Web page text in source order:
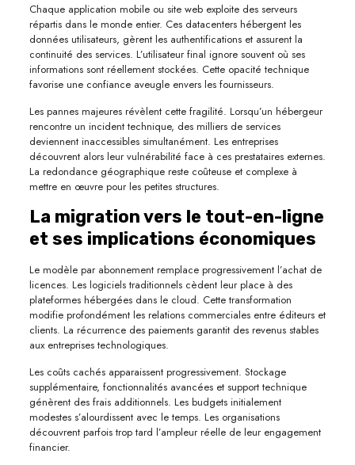
Chaque application mobile ou site web exploite des serveurs
répartis dans le monde entier. Ces datacenters hébergent les
données utilisateurs, gèrent les authentifications et assurent la
continuité des services. L’utilisateur final ignore souvent où ses
informations sont réellement stockées. Cette opacité technique
favorise une confiance aveugle envers les fournisseurs.
Les pannes majeures révèlent cette fragilité. Lorsqu’un hébergeur
rencontre un incident technique, des milliers de services
deviennent inaccessibles simultanément. Les entreprises
découvrent alors leur vulnérabilité face à ces prestataires externes.
La redondance géographique reste coûteuse et complexe à
mettre en œuvre pour les petites structures.
La migration vers le tout-en-ligne
et ses implications économiques
Le modèle par abonnement remplace progressivement l’achat de
licences. Les logiciels traditionnels cèdent leur place à des
plateformes hébergées dans le cloud. Cette transformation
modifie profondément les relations commerciales entre éditeurs et
clients. La récurrence des paiements garantit des revenus stables
aux entreprises technologiques.
Les coûts cachés apparaissent progressivement. Stockage
supplémentaire, fonctionnalités avancées et support technique
génèrent des frais additionnels. Les budgets initialement
modestes s’alourdissent avec le temps. Les organisations
découvrent parfois trop tard l’ampleur réelle de leur engagement
financier.